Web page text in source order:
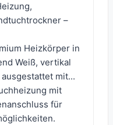
–
Heizkörper in
Weiß, vertikal
mit...
mit
für